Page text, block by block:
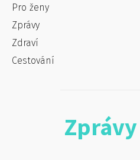
Pro ženy
Zprávy
Zdraví
Cestování
Zprávy